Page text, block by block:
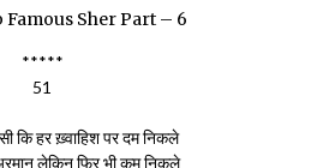
Sher Part – 6
*****
51
कि हर ख़्वाहिश पर दम निकले
लेकिन फिर भी कम निकले